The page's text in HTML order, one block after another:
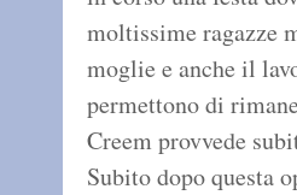
moltissime ragazze
moglie e anche il
permettono di
Creem provvede
Subito dopo questa